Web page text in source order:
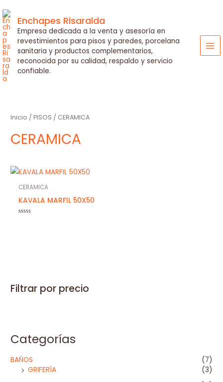
al
contenido
Enchapes Risaralda
Empresa dedicada a la venta y asesoría en
revestimientos para pisos y paredes, porcelana
sanitaria y productos complementarios,
reconocida por su calidad, respaldo y servicio
confiable.
Filtrar por precio
Categorías
BAÑOS
(7)
GRIFERÍA
(3)
Inicio /PISOS / CERAMICA
CERAMICA
CERAMICA
KAVALA MARFIL 50X50